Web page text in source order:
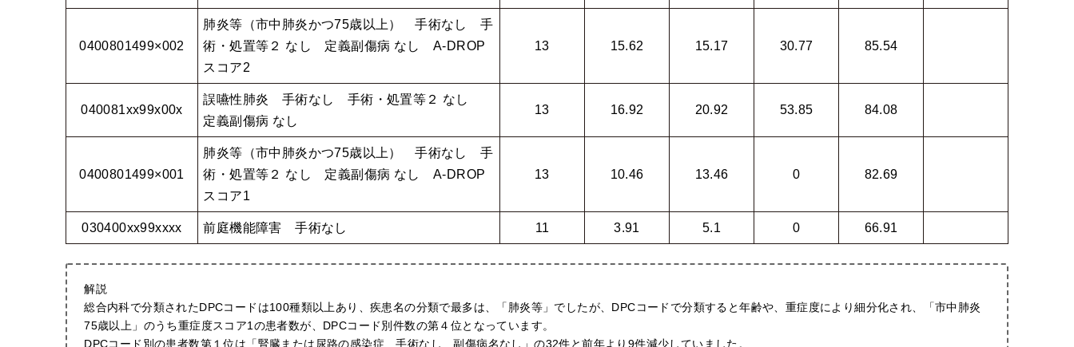
0400801499×002
肺炎等（市中肺炎かつ75歳以上） 手術なし 手
術・処置等２ なし 定義副傷病 なし A-DROP
スコア2
13 15.62 15.17 30.77 85.54
040081xx99x00x
誤嚥性肺炎 手術なし 手術・処置等２ なし
定義副傷病 なし
13 16.92 20.92 53.85 84.08
0400801499×001
肺炎等（市中肺炎かつ75歳以上） 手術なし 手
術・処置等２ なし 定義副傷病 なし A-DROP
スコア1
13 10.46 13.46 0 82.69
030400xx99xxxx 前庭機能障害 手術なし 11 3.91 5.1 0 66.91
解説
総合内科で分類されたDPCコードは100種類以上あり、疾患名の分類で最多は、「肺炎等」でしたが、DPCコードで分類すると年齢や、重症度により細分化され、「市中肺炎
75歳以上」のうち重症度スコア1の患者数が、DPCコード別件数の第４位となっています。
DPCコード別の患者数第１位は「腎臓または尿路の感染症 手術なし 副傷病名なし」の32件と前年より9件減少していました。